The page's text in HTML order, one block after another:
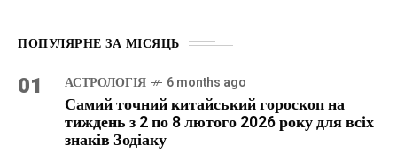
ПОПУЛЯРНЕ ЗА МІСЯЦЬ
01 АСТРОЛОГІЯ 6 months ago
Самий точний китайський гороскоп на
тиждень з 2 по 8 лютого 2026 року для всіх
знаків Зодіаку